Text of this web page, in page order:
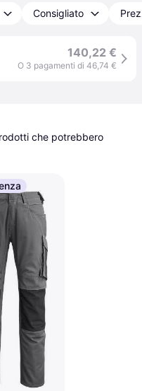
Consigliato
140,22 €
O 3 pagamenti di 46,74 €
che potrebbero